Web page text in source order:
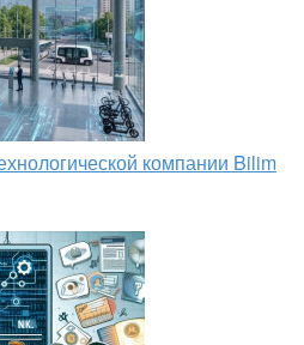
компании Bilim